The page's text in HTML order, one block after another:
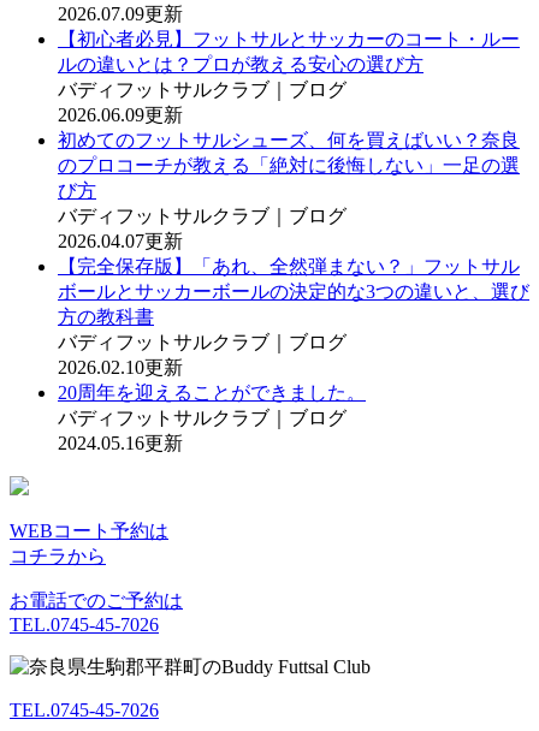
2026.07.09更新
【初心者必見】フットサルとサッカーのコート・ルー
ルの違いとは？プロが教える安心の選び方
バディフットサルクラブ｜ブログ
2026.06.09更新
初めてのフットサルシューズ、何を買えばいい？奈良
のプロコーチが教える「絶対に後悔しない」一足の選
び方
バディフットサルクラブ｜ブログ
2026.04.07更新
【完全保存版】「あれ、全然弾まない？」フットサル
ボールとサッカーボールの決定的な3つの違いと、選び
方の教科書
バディフットサルクラブ｜ブログ
2026.02.10更新
20周年を迎えることができました。
バディフットサルクラブ｜ブログ
2024.05.16更新
WEBコート予約は
コチラから
お電話でのご予約は
TEL.0745-45-7026
TEL.0745-45-7026